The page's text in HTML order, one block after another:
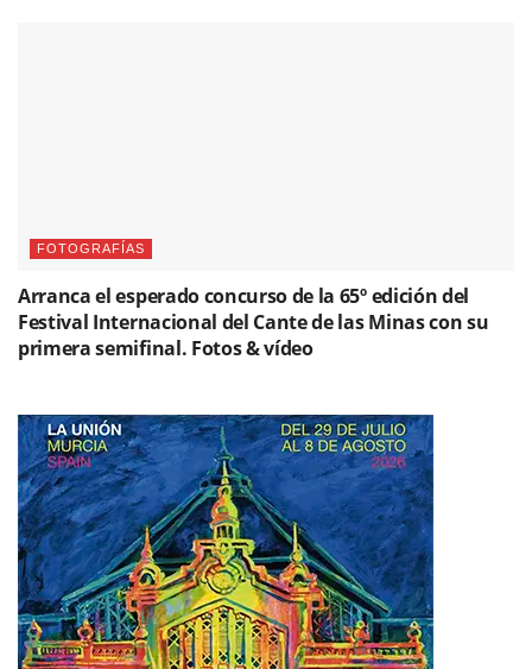
FOTOGRAFÍAS
Arranca el esperado concurso de la 65º edición del
Festival Internacional del Cante de las Minas con su
primera semifinal. Fotos & vídeo